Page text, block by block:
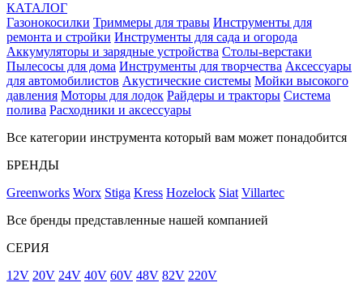
КАТАЛОГ
Газонокосилки Триммеры для травы Инструменты для
ремонта и стройки Инструменты для сада и огорода
Аккумуляторы и зарядные устройства Столы-верстаки
Пылесосы для дома Инструменты для творчества Аксессуары
для автомобилистов Акустические системы Мойки высокого
давления Моторы для лодок Райдеры и тракторы Система
полива Расходники и аксессуары
Все категории инструмента который вам может понадобится
БРЕНДЫ
Greenworks Worx Stiga Kress Hozelock Siat Villartec
Все бренды представленные нашей компанией
СЕРИЯ
12V 20V 24V 40V 60V 48V 82V 220V